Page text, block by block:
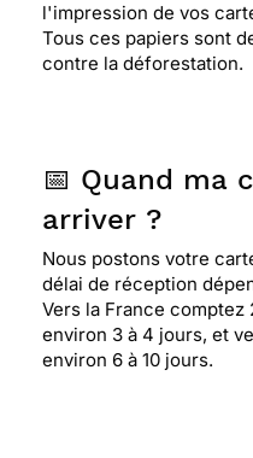
l'impression de vos
Tous ces papiers sont
contre la déforestation.
📅 Quand ma
arriver ?
Nous postons votre
délai de réception
Vers la France
environ 3 à 4 jours, et
environ 6 à 10 jours.